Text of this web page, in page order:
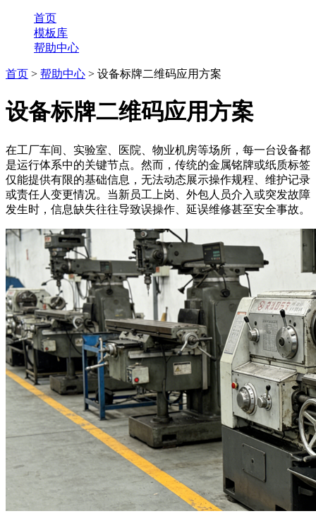
首页
模板库
帮助中心
首页 > 帮助中心 > 设备标牌二维码应用方案
设备标牌二维码应用方案
在工厂车间、实验室、医院、物业机房等场所，每一台设备都
是运行体系中的关键节点。然而，传统的金属铭牌或纸质标签
仅能提供有限的基础信息，无法动态展示操作规程、维护记录
或责任人变更情况。当新员工上岗、外包人员介入或突发故障
发生时，信息缺失往往导致误操作、延误维修甚至安全事故。